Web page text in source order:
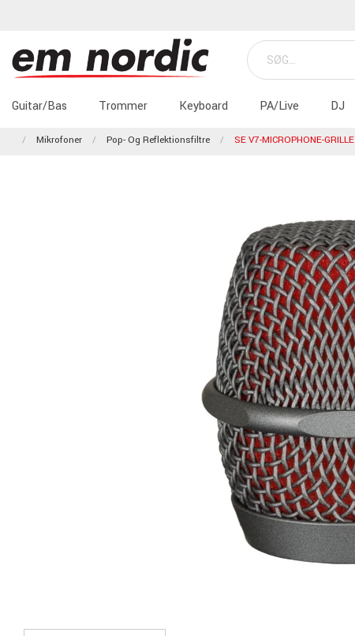
Guitar/Bas Trommer Keyboard PA/Live DJ
Mikrofoner Pop- Og Reflektionsfiltre SE V7-MICROPHONE-GRILLE